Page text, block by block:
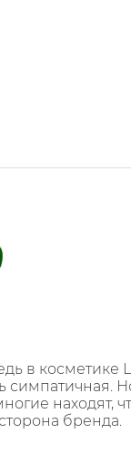
в косметике
симпатичная.
находят,
бренда.